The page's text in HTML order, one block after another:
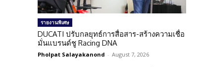
รายงานพิเศษ
DUCATI ปรับกลยุทธ์การสื่อสาร-สร้างความเชื่อ
มั่นแบรนด์ชู Racing DNA
Pholpat Salayakanond - August 7, 2026